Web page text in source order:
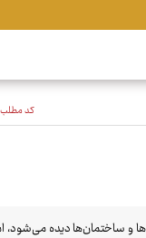
کد
و ساختمان‌ها دیده